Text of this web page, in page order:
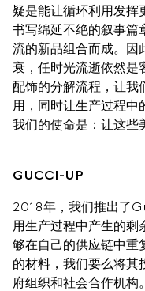
疑是能让循环利用发挥
书写绵延不绝的叙事篇
流的新品组合而成。因
衰，任时光流逝依然是
配饰的分解流程，让我
用，同时让生产过程中
我们的使命是：让这些
GUCCI-UP
2018年，我们推出了
用生产过程中产生的剩
够在自己的供应链中重
的材料，我们要么将其
府组织和社会合作机构